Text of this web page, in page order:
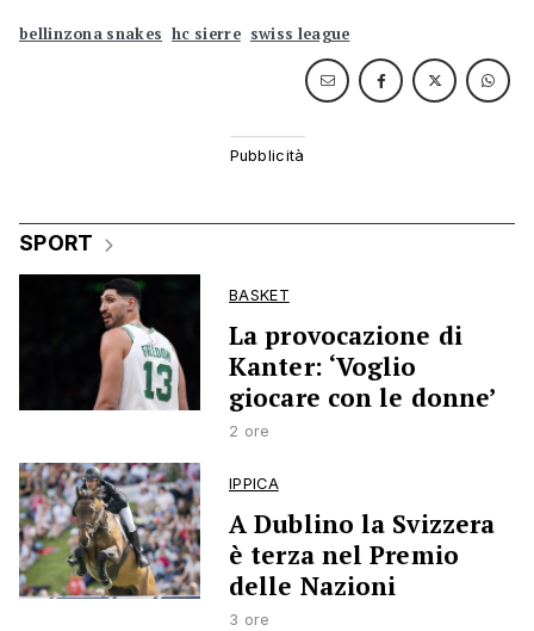
bellinzona snakes hc sierre swiss league
SPORT
BASKET
La provocazione di
Kanter: ‘Voglio
giocare con le donne’
2 ore
IPPICA
A Dublino la Svizzera
è terza nel Premio
delle Nazioni
3 ore